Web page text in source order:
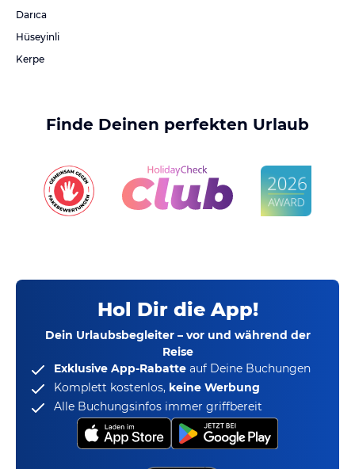
Darıca
Hüseyinli
Kerpe
Finde Deinen perfekten Urlaub
Hol Dir die App!
Dein Urlaubsbegleiter – vor und während der
Reise
Exklusive App-Rabatte auf Deine Buchungen
Komplett kostenlos, keine Werbung
Alle Buchungsinfos immer griffbereit